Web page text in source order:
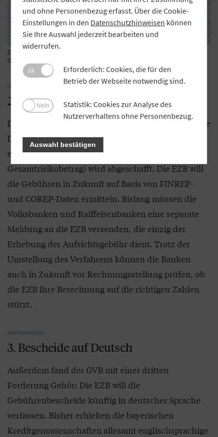
EZB-Turm in Frankfurt: Die Notenbank hat den Entwurf einer neuen
Gebührenordnung vorgelegt. Foto: imago images/Ralph Peters
2. Meldeaufwand wird verringert
Der zweite Erfolg der GVB-Interessenvertretung: Die
Doppelmeldung der für die Gebührenberechnung
erforderlichen Daten (Bilanzsumme und
Gesamtrisikobetrag) wird abgeschafft. Die EZB will
die Gebühren in Zukunft auf Basis von FINREP-
und COREP-Daten ermitteln. Bislang müssen die
Volksbanken und Raiffeisenbanken eine separate
Meldung an die EZB versenden, die einzig der
Erhebung der Aufsichtsgebühr dient. Trotz der
Umstellung des Verfahrens können die Banken
auch in Zukunft vor Rechnungsstellung prüfen, ob
die EZB ihre Berechnung auf die richtigen Zahlen
stützt.
3. Bescheide auf Deutsch
Außerdem fand der GVB mit einer dritten
Forderung Gehör: Die EZB will die
Gebührenbescheide künftig in deutscher Sprache
verfassen. Bisher erhielten die bayerischen
Kreditgenossenschaften allesamt englischsprachige
und ohne Personenbezug erfasst. Über die Cookie-
Einstellungen in den Datenschutzhinweisen können
Sie Ihre Auswahl jederzeit bearbeiten und
widerrufen.
Ja
Erforderlich: Cookies, die für den
Betrieb der Webseite notwendig sind.
Nein
Statistik: Cookies zur Analyse des
Nutzerverhaltens ohne Personenbezug.
Auswahl bestätigen